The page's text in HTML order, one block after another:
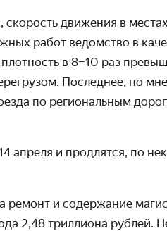
движения в
работ ведомство в
в 8–10 раз
Последнее, по
по региональным
апреля и продлятся, по
ремонт и содержание
2,48 триллиона рублей.